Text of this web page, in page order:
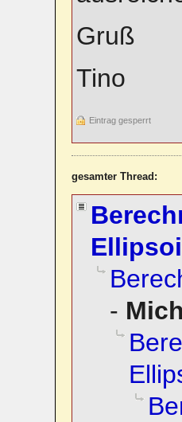
Gruß
Tino
Eintrag gesperrt
gesamter Thread:
-